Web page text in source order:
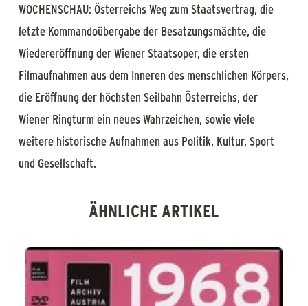
WOCHENSCHAU: Österreichs Weg zum Staatsvertrag, die
letzte Kommandoübergabe der Besatzungsmächte, die
Wiedereröffnung der Wiener Staatsoper, die ersten
Filmaufnahmen aus dem Inneren des menschlichen Körpers,
die Eröffnung der höchsten Seilbahn Österreichs, der
Wiener Ringturm ein neues Wahrzeichen, sowie viele
weitere historische Aufnahmen aus Politik, Kultur, Sport
und Gesellschaft.
ÄHNLICHE ARTIKEL